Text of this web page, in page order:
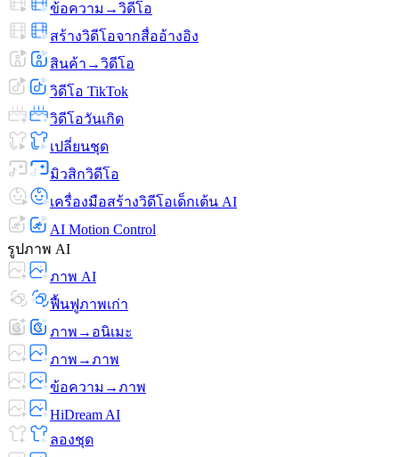
ข้อความ→วิดีโอ
สร้างวิดีโอจากสื่ออ้างอิง
สินค้า→วิดีโอ
วิดีโอ TikTok
วิดีโอวันเกิด
เปลี่ยนชุด
มิวสิกวิดีโอ
เครื่องมือสร้างวิดีโอเด็กเต้น AI
AI Motion Control
รูปภาพ AI
ภาพ AI
ฟื้นฟูภาพเก่า
ภาพ→อนิเมะ
ภาพ→ภาพ
ข้อความ→ภาพ
HiDream AI
ลองชุด